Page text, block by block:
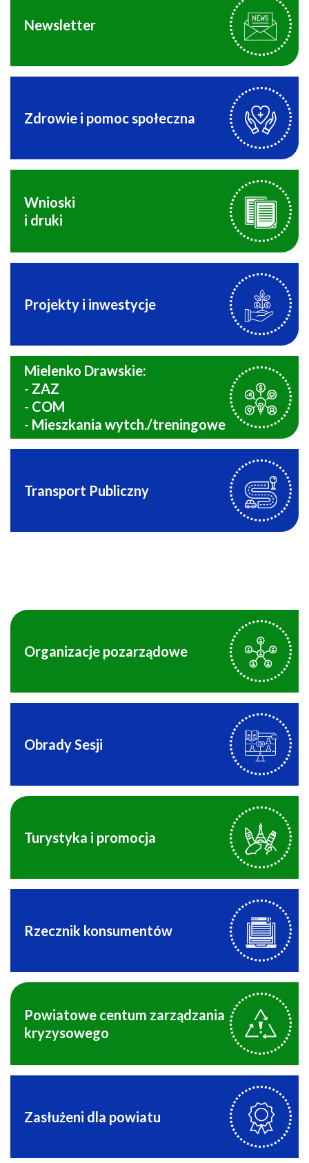
Newsletter
Zdrowie i pomoc społeczna
Wnioski
i druki
Projekty i inwestycje
Mielenko Drawskie:
- ZAZ
- COM
- Mieszkania wytch./treningowe
Transport Publiczny
Organizacje pozarządowe
Obrady Sesji
Turystyka i promocja
Rzecznik konsumentów
Powiatowe centum zarządzania
kryzysowego
Zasłużeni dla powiatu